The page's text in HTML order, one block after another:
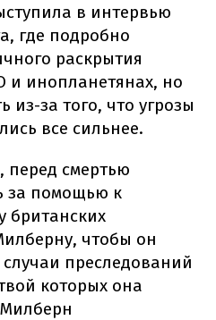
в интервью
где подробно
раскрытия
инопланетянах, но
из-за того, что угрозы
все сильнее.
перед смертью
за помощью к
британских
чтобы он
преследований
которых она